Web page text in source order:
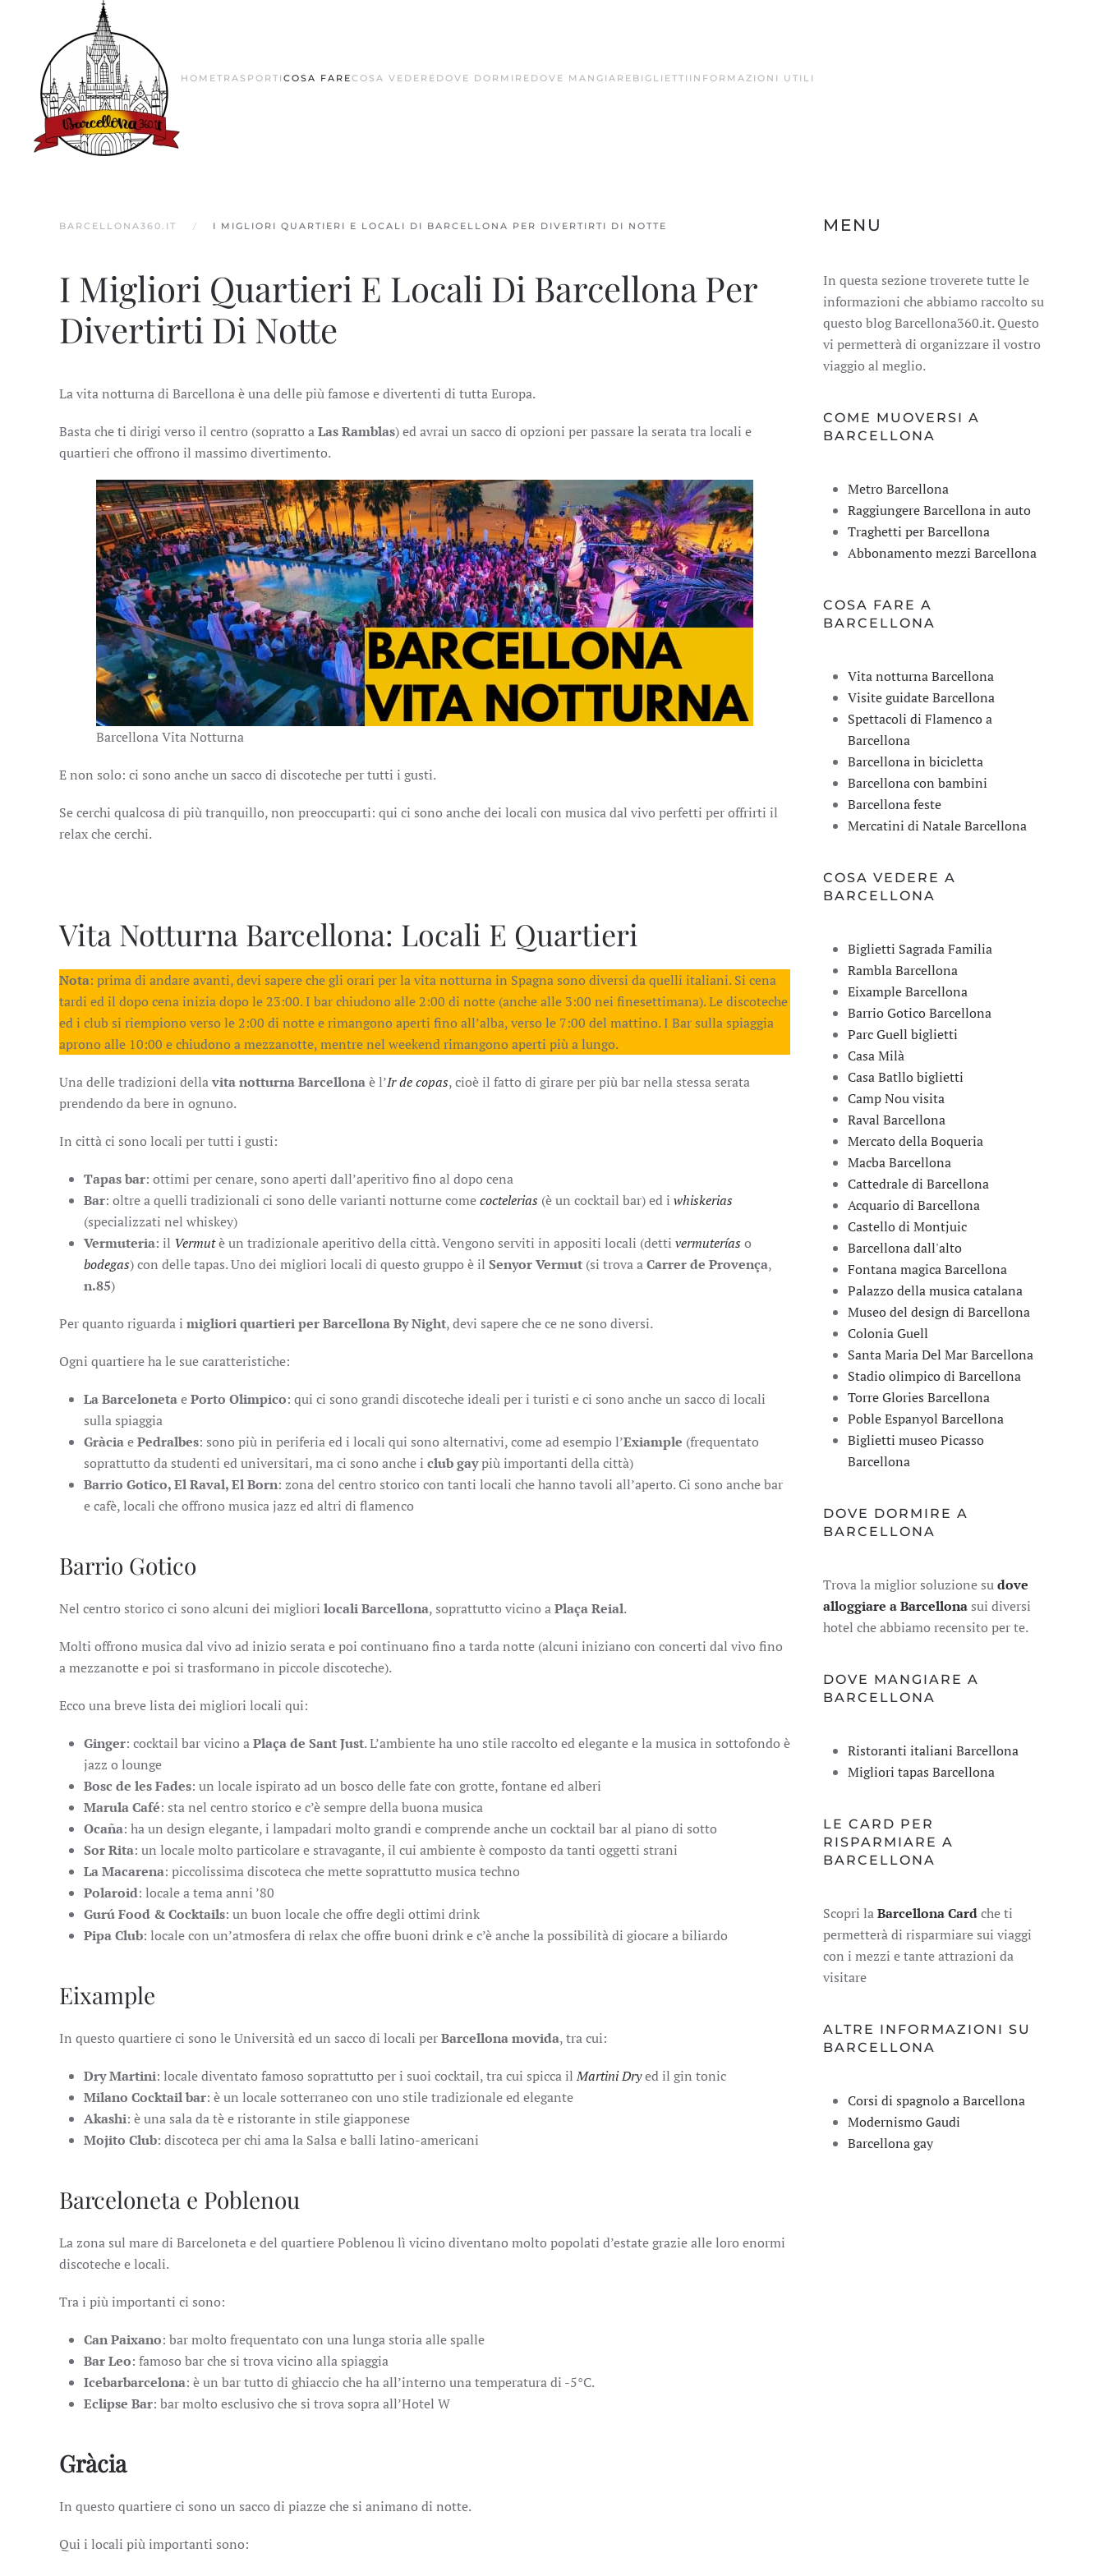
Skip to main content
HOMETRASPORTI COSA FARECOSA VEDERE DOVE DORMIRE DOVE MANGIARE BIGLIETTI INFORMAZIONI UTILI
BARCELLONA360.IT I MIGLIORI QUARTIERI E LOCALI DI BARCELLONA PER DIVERTIRTI DI NOTTE
I Migliori Quartieri E Locali Di Barcellona Per
Divertirti Di Notte
La vita notturna di Barcellona è una delle più famose e divertenti di tutta Europa.
Basta che ti dirigi verso il centro (sopratto aLasRamblas) ed avrai un sacco di opzioni per passare la serata tra locali e
quartieri che offrono il massimo divertimento.
Barcellona Vita Notturna
E non solo: ci sono anche un sacco di discoteche per tutti i gusti.
Se cerchi qualcosa di più tranquillo, non preoccuparti: qui ci sono anche dei locali con musica dal vivo perfetti per offrirti il
relax che cerchi.
Vita Notturna Barcellona: Locali E Quartieri
Nota: prima di andare avanti, devi sapere che gli orari per la vita notturna in Spagna sono diversi da quelli italiani. Si cena
tardi ed il dopo cena inizia dopo le 23:00. I bar chiudono alle 2:00 di notte (anche alle 3:00 nei finesettimana). Le discoteche
ed i club si riempiono verso le 2:00 di notte e rimangono aperti fino all’alba, verso le 7:00 del mattino. I Bar sulla spiaggia
aprono alle 10:00 e chiudono a mezzanotte, mentre nel weekend rimangono aperti più a lungo.
Una delle tradizioni dellavita notturnaBarcellonaè l’Ir de copas, cioè il fatto di girare per più bar nella stessa serata
prendendo da bere in ognuno.
In città ci sono locali per tutti i gusti:
Tapas bar: ottimi per cenare, sono aperti dall’aperitivo fino al dopo cena
Bar: oltre a quelli tradizionali ci sono delle varianti notturne comecoctelerias (è un cocktail bar) ed i whiskerias
(specializzati nel whiskey)
Vermuteria: il Vermutè un tradizionale aperitivo della città. Vengono serviti in appositi locali (detti vermuterías o
bodegas) con delle tapas. Uno dei migliori locali di questo gruppo è il Senyor Vermut (si trova aCarrer de Provença,
n.85)
Per quanto riguarda i migliori quartieri per Barcellona By Night, devi sapere che ce ne sono diversi.
Ogni quartiere ha le sue caratteristiche:
La BarcelonetaePorto Olimpico: qui ci sono grandi discoteche ideali per i turisti e ci sono anche un sacco di locali
sulla spiaggia
GràciaePedralbes: sono più in periferia ed i locali qui sono alternativi, come ad esempio l’Exiample (frequentato
soprattutto da studenti ed universitari, ma ci sono anche i club gaypiù importanti della città)
Barrio Gotico, El Raval, El Born: zona del centro storico con tanti locali che hanno tavoli all’aperto. Ci sono anche bar
e cafè, locali che offrono musica jazz ed altri di flamenco
Barrio Gotico
Nel centro storico ci sono alcuni dei migliori locali Barcellona, soprattutto vicino aPlaça Reial.
Molti offrono musica dal vivo ad inizio serata e poi continuano fino a tarda notte (alcuni iniziano con concerti dal vivo fino
a mezzanotte e poi si trasformano in piccole discoteche).
Ecco una breve lista dei migliori locali qui:
Ginger: cocktail bar vicino aPlaça de Sant Just. L’ambiente ha uno stile raccolto ed elegante e la musica in sottofondo è
jazz o lounge
Bosc de les Fades: un locale ispirato ad un bosco delle fate con grotte, fontane ed alberi
Marula Café: sta nel centro storico e c’è sempre della buona musica
Ocaña: ha un design elegante, i lampadari molto grandi e comprende anche un cocktail bar al piano di sotto
Sor Rita: un locale molto particolare e stravagante, il cui ambiente è composto da tanti oggetti strani
La Macarena: piccolissima discoteca che mette soprattutto musica techno
Polaroid: locale a tema anni ’80
Gurú Food & Cocktails: un buon locale che offre degli ottimi drink
Pipa Club: locale con un’atmosfera di relax che offre buoni drink e c’è anche la possibilità di giocare a biliardo
Eixample
In questo quartiere ci sono le Università ed un sacco di locali perBarcellona movida, tra cui:
Dry Martini: locale diventato famoso soprattutto per i suoi cocktail, tra cui spicca ilMartini Dryed il gin tonic
Milano Cocktail bar: è un locale sotterraneo con uno stile tradizionale ed elegante
Akashi: è una sala da tè e ristorante in stile giapponese
Mojito Club: discoteca per chi ama la Salsa e balli latino-americani
Barceloneta e Poblenou
La zona sul mare di Barceloneta e del quartiere Poblenou lì vicino diventano molto popolati d’estate grazie alle loro enormi
discoteche e locali.
Tra i più importanti ci sono:
Can Paixano: bar molto frequentato con una lunga storia alle spalle
Bar Leo: famoso bar che si trova vicino alla spiaggia
Icebarbarcelona: è un bar tutto di ghiaccio che ha all’interno una temperatura di -5°C.
Eclipse Bar: bar molto esclusivo che si trova sopra all’Hotel W
Gràcia
In questo quartiere ci sono un sacco di piazze che si animano di notte.
Qui i locali più importanti sono:
MENU
In questa sezione troverete tutte le
informazioni che abbiamo raccolto su
questo blog Barcellona360.it. Questo
vi permetterà di organizzare il vostro
viaggio al meglio.
COME MUOVERSI A
BARCELLONA
Metro Barcellona
Raggiungere Barcellona in auto
Traghetti per Barcellona
Abbonamento mezzi Barcellona
COSA FARE A
BARCELLONA
Vita notturna Barcellona
Visite guidate Barcellona
Spettacoli di Flamenco a
Barcellona
Barcellona in bicicletta
Barcellona con bambini
Barcellona feste
Mercatini di Natale Barcellona
COSA VEDERE A
BARCELLONA
Biglietti Sagrada Familia
Rambla Barcellona
Eixample Barcellona
Barrio Gotico Barcellona
Parc Guell biglietti
Casa Milà
Casa Batllo biglietti
Camp Nou visita
Raval Barcellona
Mercato della Boqueria
Macba Barcellona
Cattedrale di Barcellona
Acquario di Barcellona
Castello di Montjuic
Barcellona dall'alto
Fontana magica Barcellona
Palazzo della musica catalana
Museo del design di Barcellona
Colonia Guell
Santa Maria Del Mar Barcellona
Stadio olimpico di Barcellona
Torre Glories Barcellona
Poble Espanyol Barcellona
Biglietti museo Picasso
Barcellona
DOVE DORMIRE A
BARCELLONA
Trova la miglior soluzione sudove
alloggiare a Barcellona sui diversi
hotel che abbiamo recensito per te.
DOVE MANGIARE A
BARCELLONA
Ristoranti italiani Barcellona
Migliori tapas Barcellona
LE CARD PER
RISPARMIARE A
BARCELLONA
Scopri laBarcellona Cardche ti
permetterà di risparmiare sui viaggi
con i mezzi e tante attrazioni da
visitare
ALTRE INFORMAZIONI SU
BARCELLONA
Corsi di spagnolo a Barcellona
Modernismo Gaudi
Barcellona gay